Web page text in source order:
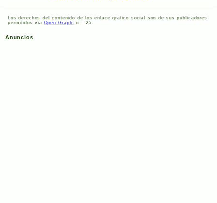
Los derechos del contenido de los enlace grafico social son de sus publicadores,
permitidos via Open Graph. n = 25
Anuncios